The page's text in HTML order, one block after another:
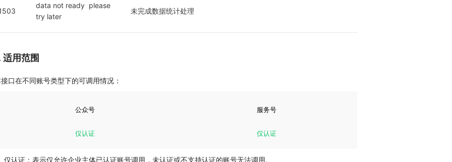
data not ready  please
try later
未完成数据统计处理
适用范围
口在不同账号类型下的可调用情况：
公众号 服务号
仅认证 仅认证
仅认证：表示仅允许企业主体已认证账号调用，未认证或不支持认证的账号无法调用。